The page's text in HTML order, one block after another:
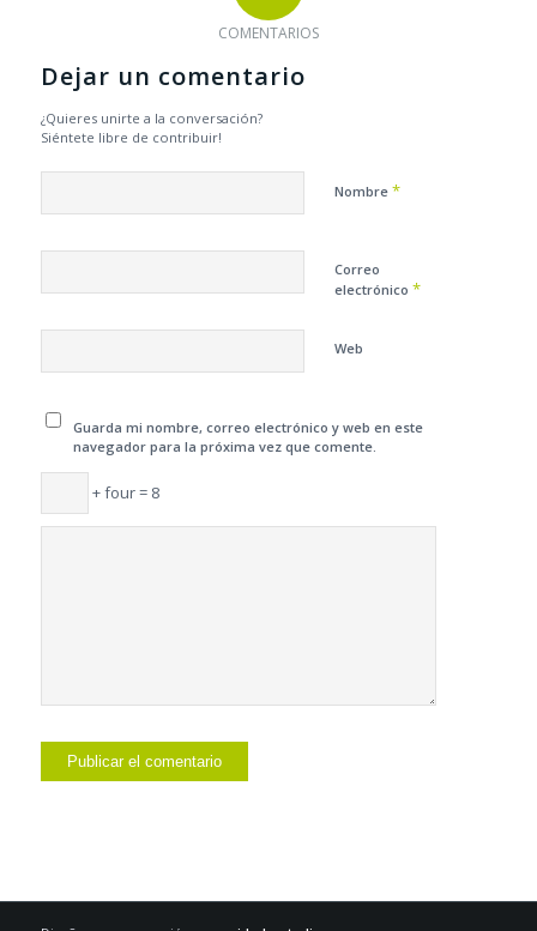
COMENTARIOS
Dejar un comentario
¿Quieres unirte a la conversación?
Siéntete libre de contribuir!
Nombre *
Correo
electrónico *
Web
Guarda mi nombre, correo electrónico y web en este
navegador para la próxima vez que comente.
+ four = 8